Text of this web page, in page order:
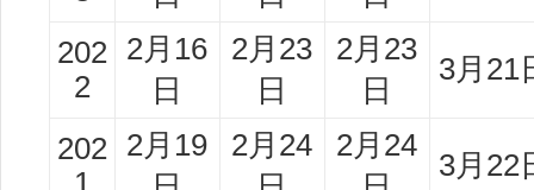
202
2
2月16
日
2月23
日
2月23
日
3月21
202
1
2月19
2月24
2月24
3月22